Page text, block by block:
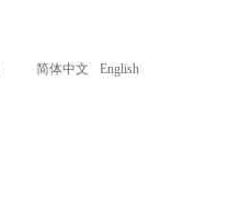
简体中文 English